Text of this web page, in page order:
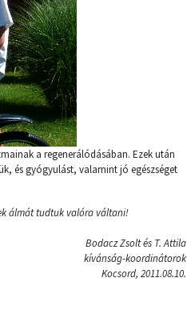
a regenerálódásában. Ezek után
és gyógyulást, valamint jó egészséget
álmát tudtuk valóra váltani!
Bodacz Zsolt és T. Attila
kívánság-koordinátorok
Kocsord, 2011.08.10.